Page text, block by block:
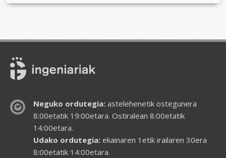
Neguko ordutegia:astelehenetik ostegunera
8:00etatik 19:00etara. Ostiralean 8:00etatik
14:00etara.
Udako ordutegia:ekainaren 1etik irailaren 30era
8:00etatik 14:00etara.